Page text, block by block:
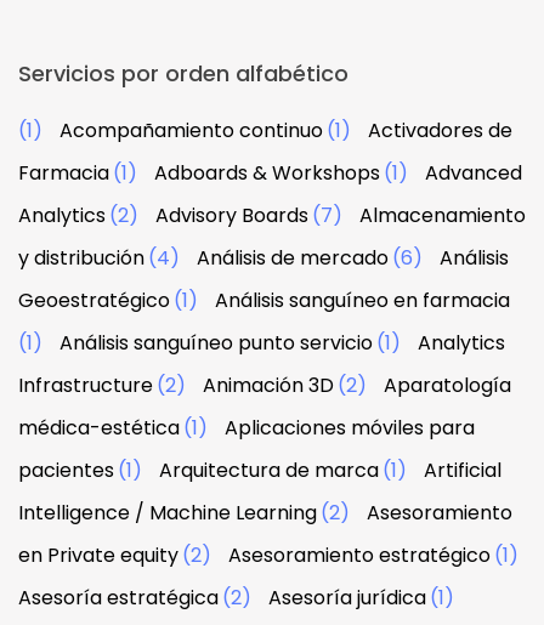
Servicios por orden alfabético
(1) Acompañamiento continuo(1)
Activadores de
Farmacia(1) Adboards & Workshops(1)
Advanced
Analytics(2) Advisory Boards(7)
Almacenamiento
y distribución(4) Análisis de mercado(6)
Análisis
Geoestratégico(1)
Análisis sanguíneo en farmacia
(1)
Análisis sanguíneo punto servicio(1)
Analytics
Infrastructure(2) Animación 3D(2)
Aparatología
médica-estética(1)
Aplicaciones móviles para
pacientes(1) Arquitectura de marca(1)
Artificial
Intelligence / Machine Learning(2)
Asesoramiento
en Private equity(2) Asesoramiento estratégico(1)
Asesoría estratégica(2) Asesoría jurídica(1)